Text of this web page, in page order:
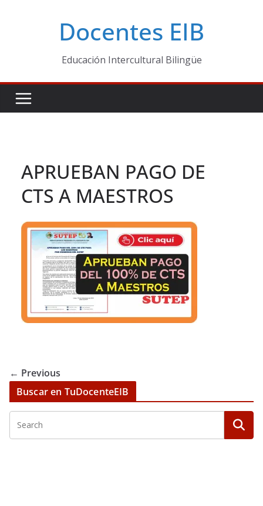
Docentes EIB
Educación Intercultural Bilingüe
APRUEBAN PAGO DE
CTS A MAESTROS
← Previous
Buscar en TuDocenteEIB